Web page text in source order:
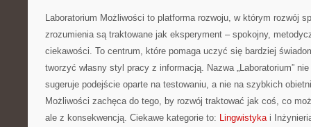
Laboratorium Możliwości to platforma rozwoju, w którym rozwój
zrozumienia są traktowane jak eksperyment – spokojny,
ciekawości. To centrum, które pomaga uczyć się bardziej
tworzyć własny styl pracy z informacją. Nazwa „Laboratorium”
sugeruje podejście oparte na testowaniu, a nie na szybkich
Możliwości zachęca do tego, by rozwój traktować jak coś, co
ale z konsekwencją. Ciekawe kategorie to: Lingwistykai